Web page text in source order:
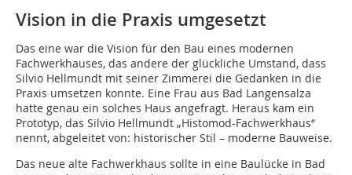
Vision in die Praxis umgesetzt
Das eine war die Vision für den Bau eines modernen
Fachwerkhauses, das andere der glückliche Umstand, dass
Silvio Hellmundt mit seiner Zimmerei die Gedanken in die
Praxis umsetzen konnte. Eine Frau aus Bad Langensalza
hatte genau ein solches Haus angefragt. Heraus kam ein
Prototyp, das Silvio Hellmundt „Histomod-Fachwerkhaus“
nennt, abgeleitet von: historischer Stil – moderne Bauweise.
Das neue alte Fachwerkhaus sollte in eine Baulücke in Bad